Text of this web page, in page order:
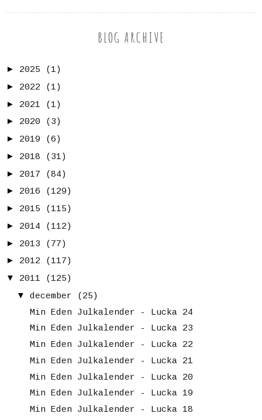
BLOG ARCHIVE
► 2025
(1)
► 2022
(1)
► 2021
(1)
► 2020
(3)
► 2019
(6)
► 2018
(31)
► 2017
(84)
► 2016
(129)
► 2015
(115)
► 2014
(112)
► 2013
(77)
► 2012
(117)
▼
2011
(125)
▼
december
(25)
Min Eden Julkalender - Lucka 24
Min Eden Julkalender - Lucka 23
Min Eden Julkalender - Lucka 22
Min Eden Julkalender - Lucka 21
Min Eden Julkalender - Lucka 20
Min Eden Julkalender - Lucka 19
Min Eden Julkalender - Lucka 18